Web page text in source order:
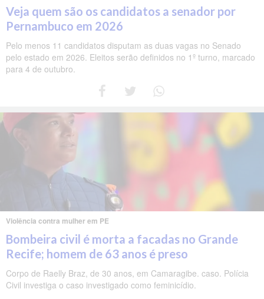
Veja quem são os candidatos a senador por
Pernambuco em 2026
Pelo menos 11 candidatos disputam as duas vagas no Senado
pelo estado em 2026. Eleitos serão definidos no 1º turno, marcado
para 4 de outubro.
Violência contra mulher em PE
Bombeira civil é morta a facadas no Grande
Recife; homem de 63 anos é preso
Corpo de Raelly Braz, de 30 anos, em Camaragibe. caso. Polícia
Civil investiga o caso investigado como feminicídio.